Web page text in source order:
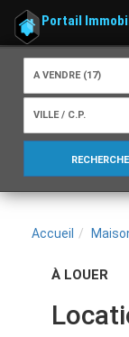
Portail
A VENDRE (17)
VILLE / C.P.
Accueil
À LOUER